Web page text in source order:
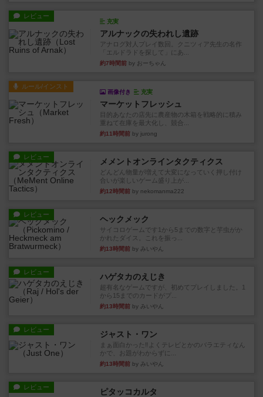
レビュー
充実
アルナックの失われし遺跡
アナログ対人プレイ数回。クニツィア先生の名作
「エルドラドを探して」にあ...
約7時間前 by おーちゃん
ルール/インスト
画像付き 充実
マーケットフレッシュ
目的あなたの店先に農産物の木箱を戦略的に積み
重ねて在庫を最大化し、競合...
約11時間前 by jurong
レビュー メメントオンラインタクティクス
どんどん物量が増えて大変になっていく押し付け
合いが楽しいゲーム盛り上が...
約12時間前 by nekomanma222
レビュー ヘックメック
サイコロゲームです1から5までの数字と芋虫がか
かれたダイス。これを振っ...
約13時間前 by みいやん
レビュー ハゲタカのえじき
超有名なゲームですが、初めてプレイしました。1
から15までのカードがプ...
約13時間前 by みいやん
レビュー ジャスト・ワン
まぁ面白かった‼️よくテレビとかのバラエティなん
かで、お題がわからずに...
約13時間前 by みいやん
レビュー ピタッコカルタ